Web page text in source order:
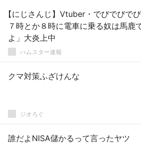
【にじさんじ】Vtuber・でびでびで
７時とか８時に電車に乗る奴は馬鹿
よ」大炎上中
ハムスター速報
クマ対策ふざけんな
ジオろぐ
誰だよNISA儲かるって言ったヤツ